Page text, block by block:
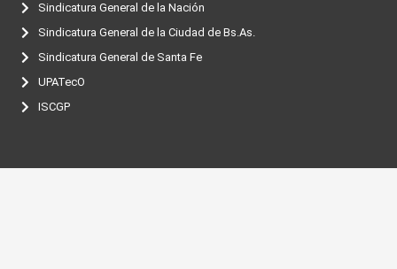
Sindicatura General de la Nación
Sindicatura General de la Ciudad de Bs.As.
Sindicatura General de Santa Fe
UPATecO
ISCGP